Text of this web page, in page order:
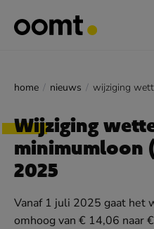
home nieuws
Wijziging
minimumloon
2025
Vanaf 1 juli 2025 gaat het
omhoog van € 14,06 naar